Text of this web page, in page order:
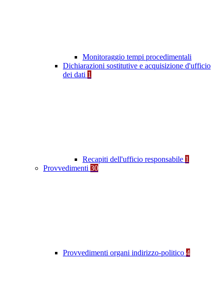
Monitoraggio tempi procedimentali
Dichiarazioni sostitutive e acquisizione d'ufficio
dei dati 1
Recapiti dell'ufficio responsabile 1
Provvedimenti 30
Provvedimenti organi indirizzo-politico 4